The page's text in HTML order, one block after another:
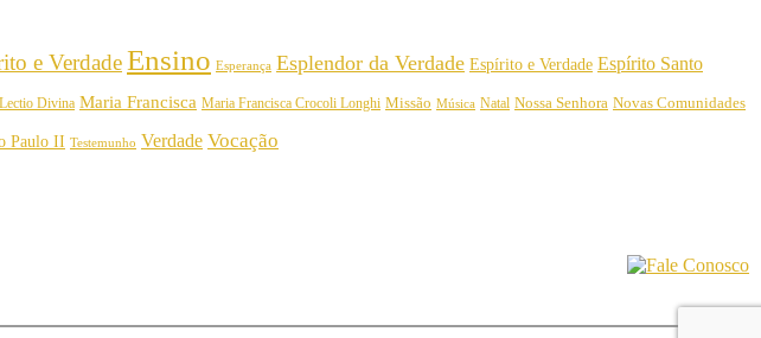
e VerdadeEnsino Esperança Esplendor da Verdade Espírito e Verdade Espírito Santo
Lectio Divina Maria Francisca Maria Francisca Crocoli Longhi Missão Música Natal Nossa Senhora Novas Comunidades
Paulo II Testemunho Verdade Vocação